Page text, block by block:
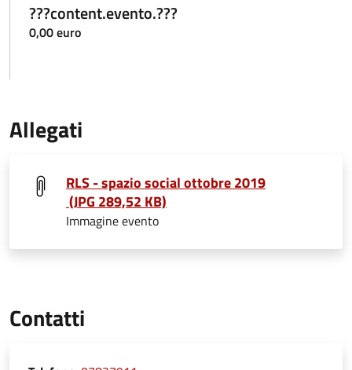
???content.evento.???
0,00 euro
Allegati
RLS - spazio social ottobre 2019
(JPG 289,52 KB)
Immagine evento
Contatti